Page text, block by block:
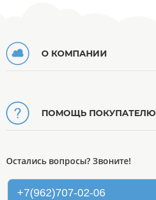
О КОМПАНИИ
ПОМОЩЬ ПОКУПАТЕЛЮ
Остались вопросы? Звоните!
+7(962)707-02-06